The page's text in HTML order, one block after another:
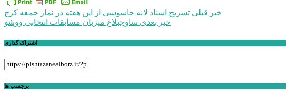
راهبری
نوشته
خبر قبلی تشریح اسناد لانه جاسوسی از این هفته در نماز جمعه کرج
خبر بعدی ساوجبلاغ میزبان مسابقات انتخابی ووشو
اشتراک گذاری
برچسب ها